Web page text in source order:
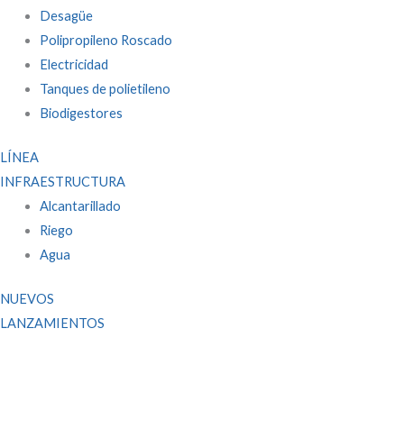
Desagüe
Polipropileno Roscado
Electricidad
Tanques de polietileno
Biodigestores
LÍNEA
INFRAESTRUCTURA
Alcantarillado
Riego
Agua
NUEVOS
LANZAMIENTOS